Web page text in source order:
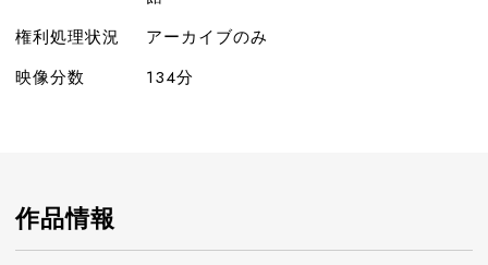
権利処理状況
アーカイブのみ
映像分数
134分
作品情報